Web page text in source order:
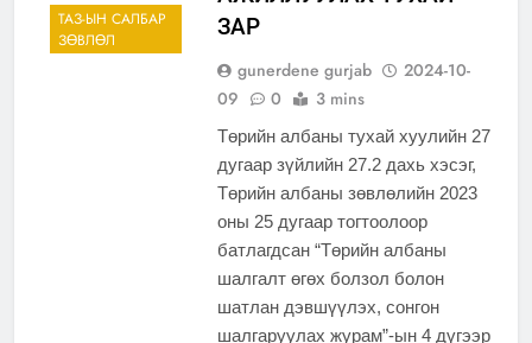
ТАЗ-ЫН САЛБАР
ЗӨВЛӨЛ
ЗАР
gunerdene gurjab
2024-10-
09
0 3 mins
Төрийн албаны тухай хуулийн 27
дугаар зүйлийн 27.2 дахь хэсэг,
Төрийн албаны зөвлөлийн 2023
оны 25 дугаар тогтоолоор
батлагдсан “Төрийн албаны
шалгалт өгөх болзол болон
шатлан дэвшүүлэх, сонгон
шалгаруулах журам”-ын 4 дүгээр